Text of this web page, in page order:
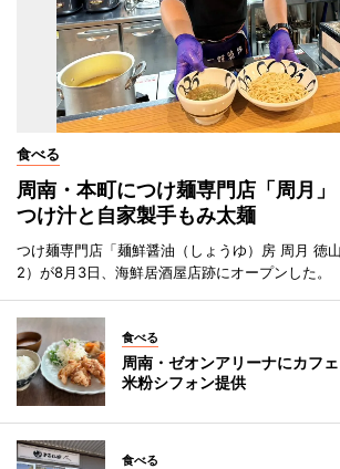
食べる
周南・本町につけ麺専門店「周月
つけ汁と自家製手もみ太麺
つけ麺専門店「麺鮮醤油（しょうゆ）房 周月 徳
2）が8月3日、海鮮居酒屋店跡にオープンした。
食べる
周南・ゼオンアリーナにカフ
米粉シフォン提供
食べる